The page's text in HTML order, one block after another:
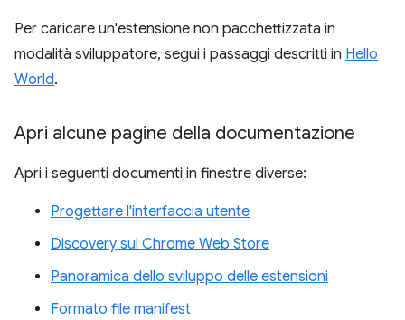
Per caricare un'estensione non pacchettizzata in
modalità sviluppatore, segui i passaggi descritti in Hello
World.
Apri alcune pagine della documentazione
Apri i seguenti documenti in finestre diverse:
Progettare l'interfaccia utente
Discovery sul Chrome Web Store
Panoramica dello sviluppo delle estensioni
Formato file manifest